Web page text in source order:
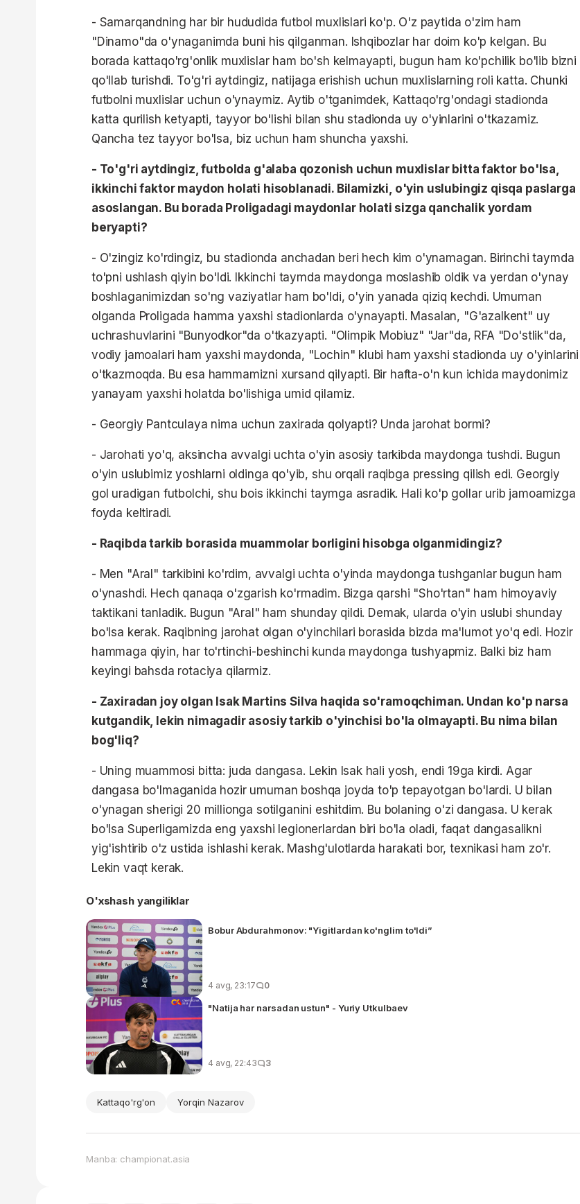
- Samarqandning har bir hududida futbol muxlislari ko'p. O'z paytida o'zim ham
"Dinamo"da o'ynaganimda buni his qilganman. Ishqibozlar har doim ko'p kelgan. Bu
borada kattaqo'rg'onlik muxlislar ham bo'sh kelmayapti, bugun ham ko'pchilik bo'lib bizni
qo'llab turishdi. To'g'ri aytdingiz, natijaga erishish uchun muxlislarning roli katta. Chunki
futbolni muxlislar uchun o'ynaymiz. Aytib o'tganimdek, Kattaqo'rg'ondagi stadionda
katta qurilish ketyapti, tayyor bo'lishi bilan shu stadionda uy o'yinlarini o'tkazamiz.
Qancha tez tayyor bo'lsa, biz uchun ham shuncha yaxshi.
- To'g'ri aytdingiz, futbolda g'alaba qozonish uchun muxlislar bitta faktor bo'lsa,
ikkinchi faktor maydon holati hisoblanadi. Bilamizki, o'yin uslubingiz qisqa paslarga
asoslangan. Bu borada Proligadagi maydonlar holati sizga qanchalik yordam
beryapti?
- O'zingiz ko'rdingiz, bu stadionda anchadan beri hech kim o'ynamagan. Birinchi taymda
to'pni ushlash qiyin bo'ldi. Ikkinchi taymda maydonga moslashib oldik va yerdan o'ynay
boshlaganimizdan so'ng vaziyatlar ham bo'ldi, o'yin yanada qiziq kechdi. Umuman
olganda Proligada hamma yaxshi stadionlarda o'ynayapti. Masalan, "G'azalkent" uy
uchrashuvlarini "Bunyodkor"da o'tkazyapti. "Olimpik Mobiuz" "Jar"da, RFA "Do'stlik"da,
vodiy jamoalari ham yaxshi maydonda, "Lochin" klubi ham yaxshi stadionda uy o'yinlarini
o'tkazmoqda. Bu esa hammamizni xursand qilyapti. Bir hafta-o'n kun ichida maydonimiz
yanayam yaxshi holatda bo'lishiga umid qilamiz.
- Georgiy Pantculaya nima uchun zaxirada qolyapti? Unda jarohat bormi?
- Jarohati yo'q, aksincha avvalgi uchta o'yin asosiy tarkibda maydonga tushdi. Bugun
o'yin uslubimiz yoshlarni oldinga qo'yib, shu orqali raqibga pressing qilish edi. Georgiy
gol uradigan futbolchi, shu bois ikkinchi taymga asradik. Hali ko'p gollar urib jamoamizga
foyda keltiradi.
- Raqibda tarkib borasida muammolar borligini hisobga olganmidingiz?
- Men "Aral" tarkibini ko'rdim, avvalgi uchta o'yinda maydonga tushganlar bugun ham
o'ynashdi. Hech qanaqa o'zgarish ko'rmadim. Bizga qarshi "Sho'rtan" ham himoyaviy
taktikani tanladik. Bugun "Aral" ham shunday qildi. Demak, ularda o'yin uslubi shunday
bo'lsa kerak. Raqibning jarohat olgan o'yinchilari borasida bizda ma'lumot yo'q edi. Hozir
hammaga qiyin, har to'rtinchi-beshinchi kunda maydonga tushyapmiz. Balki biz ham
keyingi bahsda rotaciya qilarmiz.
- Zaxiradan joy olgan Isak Martins Silva haqida so'ramoqchiman. Undan ko'p narsa
kutgandik, lekin nimagadir asosiy tarkib o'yinchisi bo'la olmayapti. Bu nima bilan
bog'liq?
- Uning muammosi bitta: juda dangasa. Lekin Isak hali yosh, endi 19ga kirdi. Agar
dangasa bo'lmaganida hozir umuman boshqa joyda to'p tepayotgan bo'lardi. U bilan
o'ynagan sherigi 20 millionga sotilganini eshitdim. Bu bolaning o'zi dangasa. U kerak
bo'lsa Superligamizda eng yaxshi legionerlardan biri bo'la oladi, faqat dangasalikni
yig'ishtirib o'z ustida ishlashi kerak. Mashg'ulotlarda harakati bor, texnikasi ham zo'r.
Lekin vaqt kerak.
O'xshash yangiliklar
Bobur Abdurahmonov: "Yigitlardan ko'nglim to'ldi”
4 avg, 23:17 0
"Natija har narsadan ustun" - Yuriy Utkulbaev
4 avg, 22:43 3
Kattaqo'rg'on Yorqin Nazarov
Manba: championat.asia